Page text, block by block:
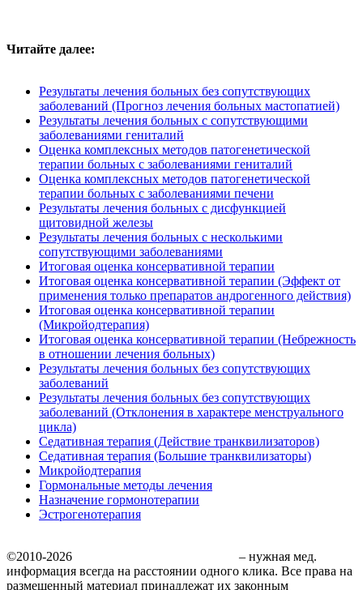
Читайте далее:
Результаты лечения больных без сопутствующих
заболеваний (Прогноз лечения больных мастопатией)
Результаты лечения больных с сопутствующими
заболеваниями гениталий
Оценка комплексных методов патогенетической
терапии больных с заболеваниями гениталий
Оценка комплексных методов патогенетической
терапии больных с заболеваниями печени
Результаты лечения больных с дисфункцией
щитовидной железы
Результаты лечения больных с несколькими
сопутствующими заболеваниями
Итоговая оценка консервативной терапии
Итоговая оценка консервативной терапии (Эффект от
применения только препаратов андрогенного действия)
Итоговая оценка консервативной терапии
(Микройодтерапия)
Итоговая оценка консервативной терапии (Небрежность
в отношении лечения больных)
Результаты лечения больных без сопутствующих
заболеваний
Результаты лечения больных без сопутствующих
заболеваний (Отклонения в характере менструального
цикла)
Седативная терапия (Действие транквилизаторов)
Седативная терапия (Большие транквилизаторы)
Микройодтерапия
Гормональные методы лечения
Назначение гормонотерапии
Эстрогенотерапия
©2010-2026
– нужная мед.
информация всегда на расстоянии одного клика. Все права на
размещенный материал принадлежат их законным